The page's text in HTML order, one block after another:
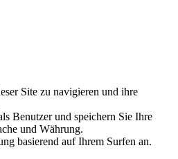
Site zu navigieren und ihre
Benutzer und speichern Sie Ihre
und Währung.
basierend auf Ihrem Surfen an.